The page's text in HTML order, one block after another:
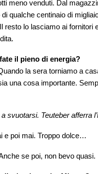
meno venduti. Dal
qualche centinaio di
resto lo lasciamo ai
il pieno di energia?
la sera torniamo a
una cosa importante.
svuotarsi. Teuteber afferra
e poi mai. Troppo dolce…
se poi, non bevo quasi.